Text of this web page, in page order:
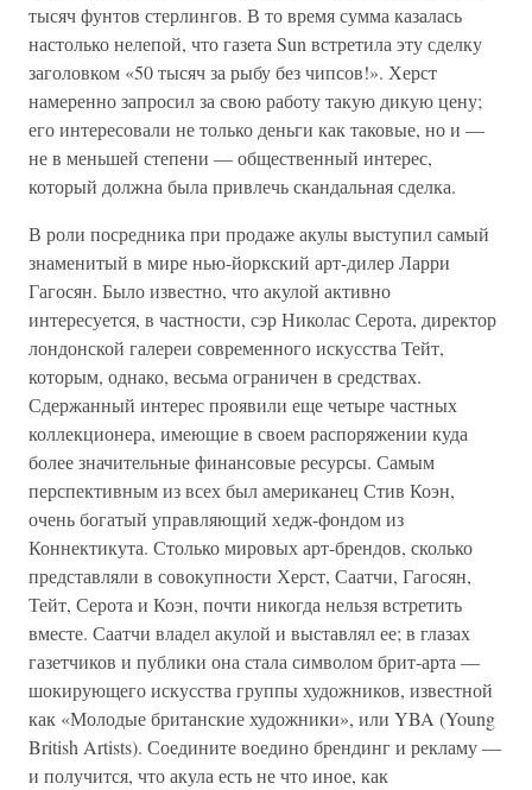
тысяч фунтов стерлингов. В то время сумма казалась
настолько нелепой, что газета Sun встретила эту сделку
заголовком «50 тысяч за рыбу без чипсов!». Херст
намеренно запросил за свою работу такую дикую цену;
его интересовали не только деньги как таковые, но и —
не в меньшей степени — общественный интерес,
который должна была привлечь скандальная сделка.
В роли посредника при продаже акулы выступил самый
знаменитый в мире нью-йоркский арт-дилер Ларри
Гагосян. Было известно, что акулой активно
интересуется, в частности, сэр Николас Серота, директор
лондонской галереи современного искусства Тейт,
которым, однако, весьма ограничен в средствах.
Сдержанный интерес проявили еще четыре частных
коллекционера, имеющие в своем распоряжении куда
более значительные финансовые ресурсы. Самым
перспективным из всех был американец Стив Коэн,
очень богатый управляющий хедж-фондом из
Коннектикута. Столько мировых арт-брендов, сколько
представляли в совокупности Херст, Саатчи, Гагосян,
Тейт, Серота и Коэн, почти никогда нельзя встретить
вместе. Саатчи владел акулой и выставлял ее; в глазах
газетчиков и публики она стала символом брит-арта —
шокирующего искусства группы художников, известной
как «Молодые британские художники», или YBA (Young
British Artists). Соедините воедино брендинг и рекламу —
и получится, что акула есть не что иное, как